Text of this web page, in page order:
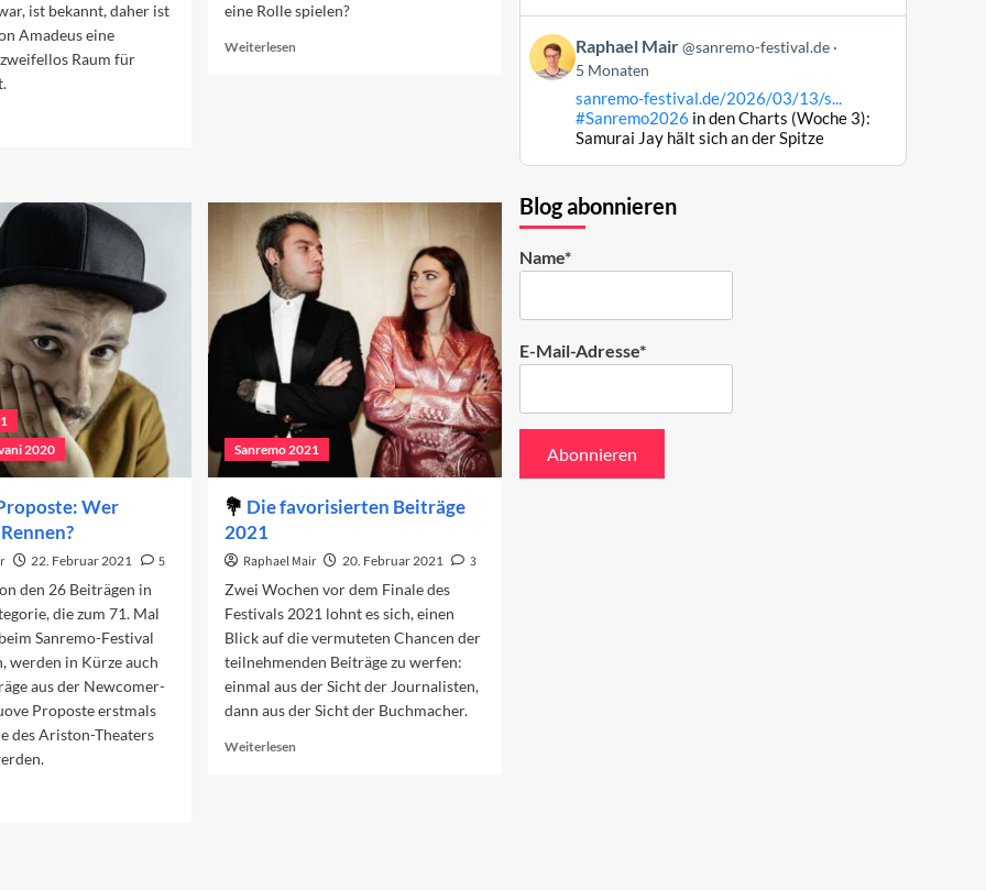
ist bekannt, daher ist
Amadeus eine
Raum für
eine Rolle spielen?
WeiterlesenRead
2016
2020
Wer
22. Februar 2021
5
den 26 Beiträgen in
die zum 71. Mal
Sanremo-Festival
werden in Kürze auch
aus der Newcomer-
Proposte erstmals
des Ariston-Theaters
Sanremo 2021
Die favorisierten Beiträge
2021
Raphael Mair 20. Februar 2021
3
Zwei Wochen vor dem Finale des
Festivals 2021 lohnt es sich, einen
Blick auf die vermuteten Chancen der
teilnehmenden Beiträge zu werfen:
einmal aus der Sicht der Journalisten,
dann aus der Sicht der Buchmacher.
WeiterlesenRead
Bluesky
ansehen
Beitrag
von
Raphael
Raphael Mair @sanremo-festival.de
5 Monaten
sanremo-festival.de/2026/03/13/s...
#Sanremo2026 in den Charts (Woche 3):
Samurai Jay hält sich an der Spitze
Blog abonnieren
Name*
E-Mail-Adresse*